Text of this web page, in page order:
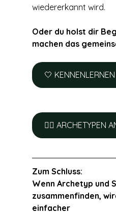
wiedererkannt wird.
Oder du holst dir
machen das
🤍
❤️‍🔥 ARCHETYPEN
Zum Schluss:
Wenn Archetyp und
zusammenfinden,
einfacher